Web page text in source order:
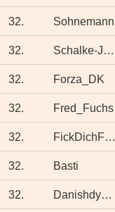
32. Sohnemann
32. Schalke-Jürgen
32. Forza_DK
32. Fred_Fuchs
32. FickDichFußball
32. Basti
32. Danishdynamte